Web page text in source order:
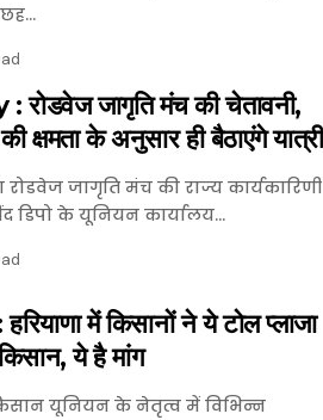
जागृति मंच की चेतावनी,
क्षमता के अनुसार ही बैठाएंगे यात्री
जागृति मंच की राज्य कार्यकारिणी
डिपो के यूनियन कार्यालय…
में किसानों ने ये टोल प्लाजा
ये है मांग
यूनियन के नेतृत्व में विभिन्न